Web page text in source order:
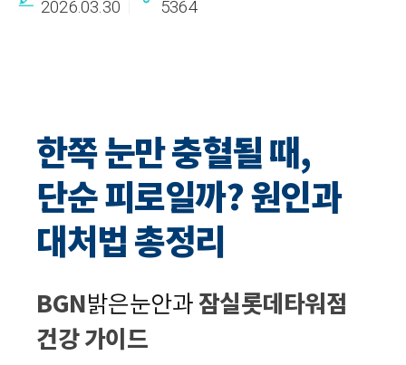
2026.03.30 5364
한쪽 눈만 충혈될 때,
단순 피로일까? 원인과
대처법 총정리
BGN밝은눈안과잠실롯데타워점
건강 가이드